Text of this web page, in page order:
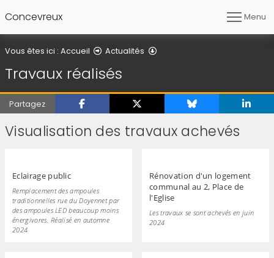
Concevreux Menu
Vous êtes ici : Accueil Actualités
Travaux réalisés
Partagez
Visualisation des travaux achevés
Eclairage public
Remplacement des ampoules
traditionnelles rue du Doyennet par
des ampoules LED beaucoup moins
énergivores. Réalisé en automne
2024
Rénovation d'un logement
communal au 2, Place de
l'Eglise
Les travaux se sont achevés en juin
2024